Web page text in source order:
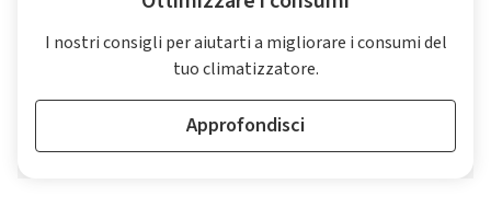
I nostri consigli per aiutarti a migliorare i consumi del
tuo climatizzatore.
Approfondisci